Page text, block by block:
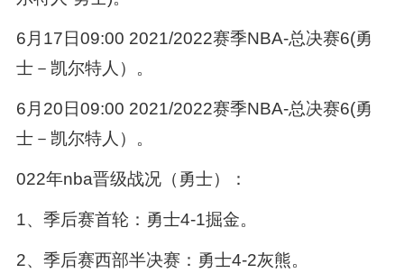
6月17日09:00 2021/2022赛季NBA-总决赛6(勇
士－凯尔特人）。
6月20日09:00 2021/2022赛季NBA-总决赛6(勇
士－凯尔特人）。
022年nba晋级战况（勇士）：
1、季后赛首轮：勇士4-1掘金。
2、季后赛西部半决赛：勇士4-2灰熊。